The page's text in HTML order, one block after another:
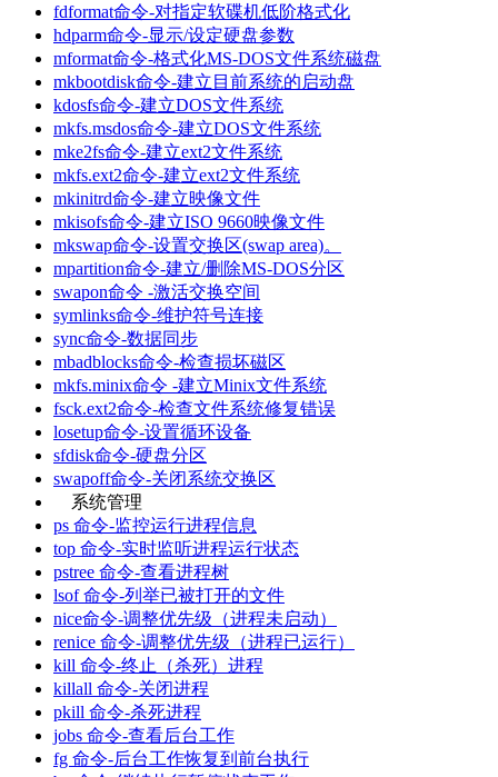
fdformat命令-对指定软碟机低阶格式化
hdparm命令-显示/设定硬盘参数
mformat命令-格式化MS-DOS文件系统磁盘
mkbootdisk命令-建立目前系统的启动盘
kdosfs命令-建立DOS文件系统
mkfs.msdos命令-建立DOS文件系统
mke2fs命令-建立ext2文件系统
mkfs.ext2命令-建立ext2文件系统
mkinitrd命令-建立映像文件
mkisofs命令-建立ISO 9660映像文件
mkswap命令-设置交换区(swap area)。
mpartition命令-建立/删除MS-DOS分区
swapon命令 -激活交换空间
symlinks命令-维护符号连接
sync命令-数据同步
mbadblocks命令-检查损坏磁区
mkfs.minix命令 -建立Minix文件系统
fsck.ext2命令-检查文件系统修复错误
losetup命令-设置循环设备
sfdisk命令-硬盘分区
swapoff命令-关闭系统交换区
系统管理
ps 命令-监控运行进程信息
top 命令-实时监听进程运行状态
pstree 命令-查看进程树
lsof 命令-列举已被打开的文件
nice命令-调整优先级（进程未启动）
renice 命令-调整优先级（进程已运行）
kill 命令-终止（杀死）进程
killall 命令-关闭进程
pkill 命令-杀死进程
jobs 命令-查看后台工作
fg 命令-后台工作恢复到前台执行